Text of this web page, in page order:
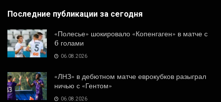
Последние публикации за сегодня
«Полесье» шокировало «Копенгаген» в матче с
6 голами
06.08.2026
«ЛНЗ» в дебютном матче еврокубков разыграл
ничью с «Гентом»
06.08.2026